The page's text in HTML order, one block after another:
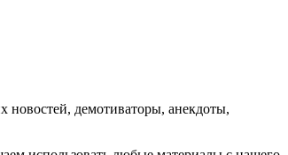
новостей, демотиваторы, анекдоты,